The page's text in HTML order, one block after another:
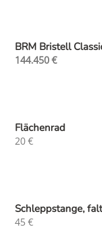
BRM Bristell
144.450€
Flächenrad
20€
Schleppstange,
45€